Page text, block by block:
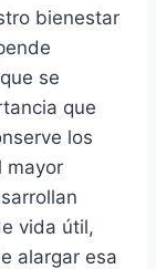
bienestar
se
que
los
mayor
vida útil,
alargar esa